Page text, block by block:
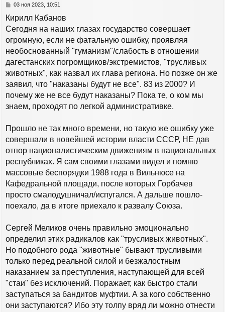
С
о
б
е
н
е
03 ноя 2023, 10:51
Кирилл Кабанов
Сегодня на наших глазах государство совершает
огромную, если не фатальную ошибку, проявляя
необоснованный "гуманизм"/слабость в отношении
дагестанских погромщиков/экстремистов, "трусливых
животных", как назвал их глава региона. Но позже он же
заявил, что "наказаны будут не все". 83 из 2000? И
почему же не все будут наказаны? Пока те, о ком мы
знаем, проходят по легкой административке.
Прошло не так много времени, но такую же ошибку уже
совершали в новейшей истории власти СССР, НЕ дав
отпор националистическим движениям в национальных
республиках. Я сам своими глазами видел и помню
массовые беспорядки 1988 года в Вильнюсе на
Кафедральной площади, после которых Горбачев
просто смалодушничал/испугался. А дальше пошло-
поехало, да в итоге приехало к развалу Союза.
Сергей Меликов очень правильно эмоционально
определил этих радикалов как "трусливых животных".
Но подобного рода "животные" бывают трусливыми
только перед реальной силой и безжалостным
наказанием за преступления, наступающей для всей
"стаи" без исключений. Поражает, как быстро стали
заступаться за бандитов муфтии. А за кого собственно
они заступаются? Ибо эту толпу вряд ли можно отнести